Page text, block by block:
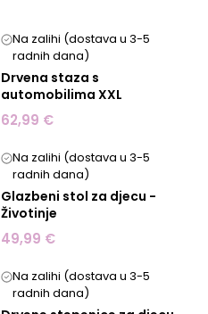
Na zalihi (dostava u 3-5
radnih dana)
Drvena staza s
automobilima XXL
62,99 €
Na zalihi (dostava u 3-5
radnih dana)
Glazbeni stol za djecu -
Životinje
49,99 €
Na zalihi (dostava u 3-5
radnih dana)